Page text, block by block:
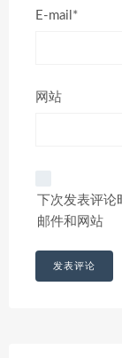
E-mail*
网站
下次发表评
邮件和网站